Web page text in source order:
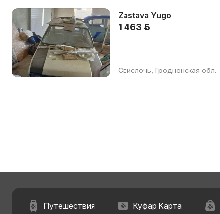
Zastava Yugo
1 463 р.
Свислочь, Гродненская обл.
Путешествия Куфар Карта